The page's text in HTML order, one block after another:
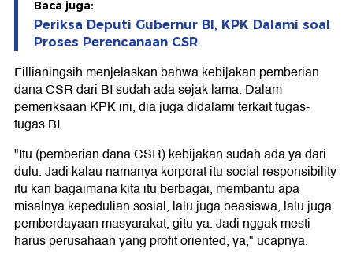
Baca juga:
Periksa Deputi Gubernur BI, KPK Dalami soal
Proses Perencanaan CSR
Fillianingsih menjelaskan bahwa kebijakan pemberian
dana CSR dari BI sudah ada sejak lama. Dalam
pemeriksaan KPK ini, dia juga didalami terkait tugas-
tugas BI.
"Itu (pemberian dana CSR) kebijakan sudah ada ya dari
dulu. Jadi kalau namanya korporat itu social responsibility
itu kan bagaimana kita itu berbagai, membantu apa
misalnya kepedulian sosial, lalu juga beasiswa, lalu juga
pemberdayaan masyarakat, gitu ya. Jadi nggak mesti
harus perusahaan yang profit oriented, ya," ucapnya.